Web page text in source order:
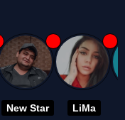
New Star LiMa